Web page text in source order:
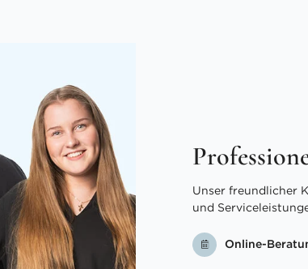
Unser freundlicher
und
Online-